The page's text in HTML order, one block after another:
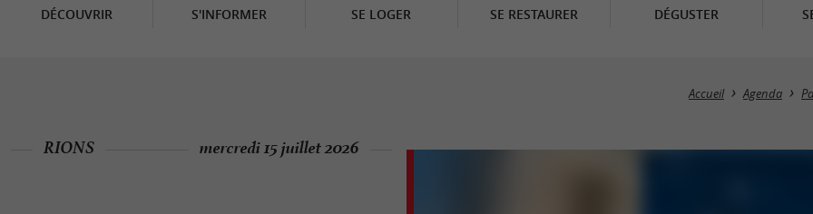
DÉCOUVRIR S'INFORMER SE LOGER SE RESTAURER DÉGUSTER
Accueil Agenda
RIONS mercredi 15 juillet 2026